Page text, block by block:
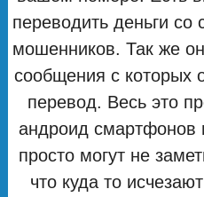
переводить деньги со
мошенников. Так же
сообщения с которых
перевод. Весь это
андроид смартфонов
просто могут не
что куда то